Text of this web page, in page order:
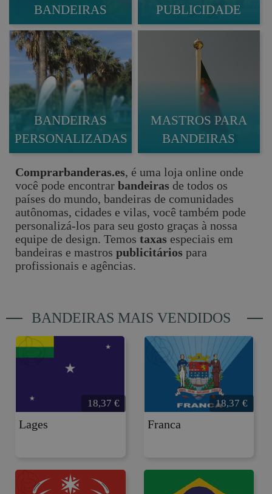
BANDEIRAS
PUBLICIDADE
BANDEIRAS
PERSONALIZADAS
MASTROS PARA
BANDEIRAS
Comprarbanderas.es, é uma loja online onde
você pode encontrar bandeiras de todos os
países do mundo, bandeiras de comunidades
autônomas, cidades e vilas, você também pode
personalizá-los para seu gosto graças à nossa
equipe de design. Temos taxas especiais em
bandeiras e mastros publicitários para
profissionais e agências.
BANDEIRAS MAIS VENDIDOS
Lages
18,37 €
Franca
18,37 €